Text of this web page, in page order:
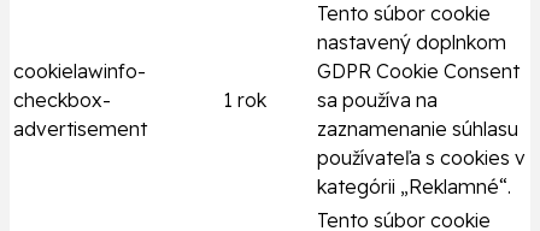
cookielawinfo-
checkbox-
advertisement
1 rok
Tento súbor cookie
nastavený doplnkom
GDPR Cookie Consent
sa používa na
zaznamenanie súhlasu
používateľa s cookies v
kategórii „Reklamné“.
Tento súbor cookie